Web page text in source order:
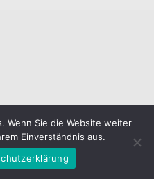
Wenn Sie die Website weiter
Einverständnis aus.